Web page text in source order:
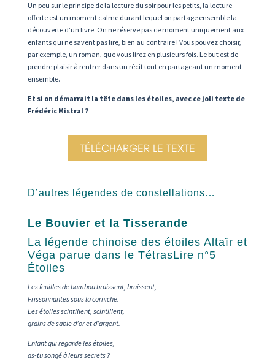
Un peu sur le principe de la lecture du soir pour les petits, la lecture
offerte est un moment calme durant lequel on partage ensemble la
découverte d’un livre. On ne réserve pas ce moment uniquement aux
enfants qui ne savent pas lire, bien au contraire ! Vous pouvez choisir,
par exemple, un roman, que vous lirez en plusieurs fois. Le but est de
prendre plaisir à rentrer dans un récit tout en partageant un moment
ensemble.
Et si on démarrait la tête dans les étoiles, avec ce joli texte de
Frédéric Mistral ?
TÉLÉCHARGER LE TEXTE
D’autres légendes de constellations…
Le Bouvier et la Tisserande
La légende chinoise des étoiles Altaïr et
Véga parue dans le TétrasLire n°5
Étoiles
Les feuilles de bambou bruissent, bruissent,
Frissonnantes sous la corniche.
Les étoiles scintillent, scintillent,
grains de sable d’or et d’argent.
Enfant qui regarde lesétoiles,
as-tu songéàleurs secrets ?